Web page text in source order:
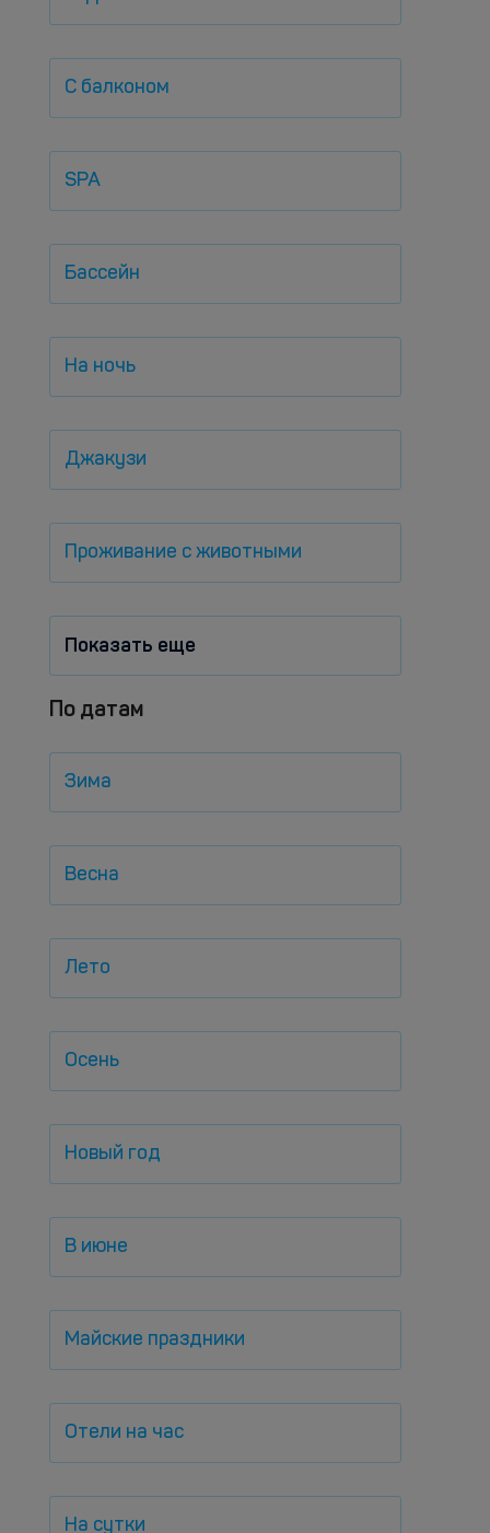
С балконом
SPA
Бассейн
На ночь
Джакузи
Проживание с животными
Показать еще
По датам
Зима
Весна
Лето
Осень
Новый год
В июне
Майские праздники
Отели на час
На сутки